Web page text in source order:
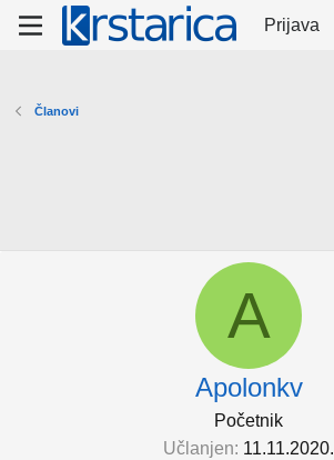
Prijava
Članovi
A
Apolonkv
Početnik
Učlanjen 11.11.2020.